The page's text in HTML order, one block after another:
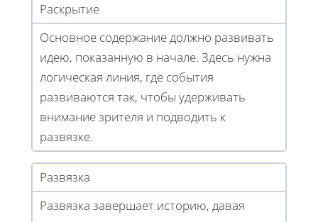
Раскрытие
Основное содержание должно развивать
идею, показанную в начале. Здесь нужна
логическая линия, где события
развиваются так, чтобы удерживать
внимание зрителя и подводить к
развязке.
Развязка
Развязка завершает историю, давая